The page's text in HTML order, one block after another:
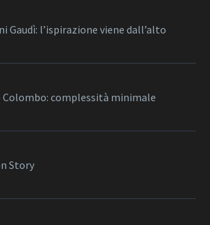
Gaudì: l’ispirazione viene dall’alto
Colombo: complessità minimale
Story